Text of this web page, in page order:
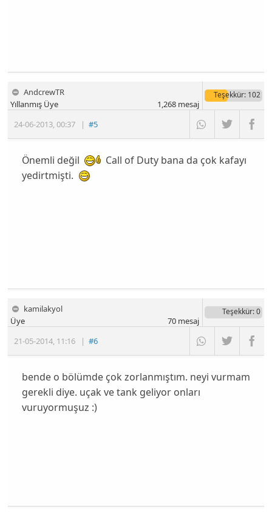
AndcrewTR
24-06-2013,00:37 |#5
Yıllanmış Üye
Teşekkür: 102
1,268mesaj
Önemli değil
Call of Duty bana da çok kafayı
yedirtmişti.
kamilakyol
21-05-2014, 11:16 |#6
Üye
Teşekkür: 0
70mesaj
bende o bölümde çok zorlanmıştım. neyi vurmam
gerekli diye. uçak ve tank geliyor onları
vuruyormuşuz :)